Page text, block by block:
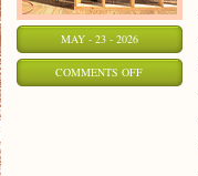
MAY - 23 - 2026
COMMENTS OFFON